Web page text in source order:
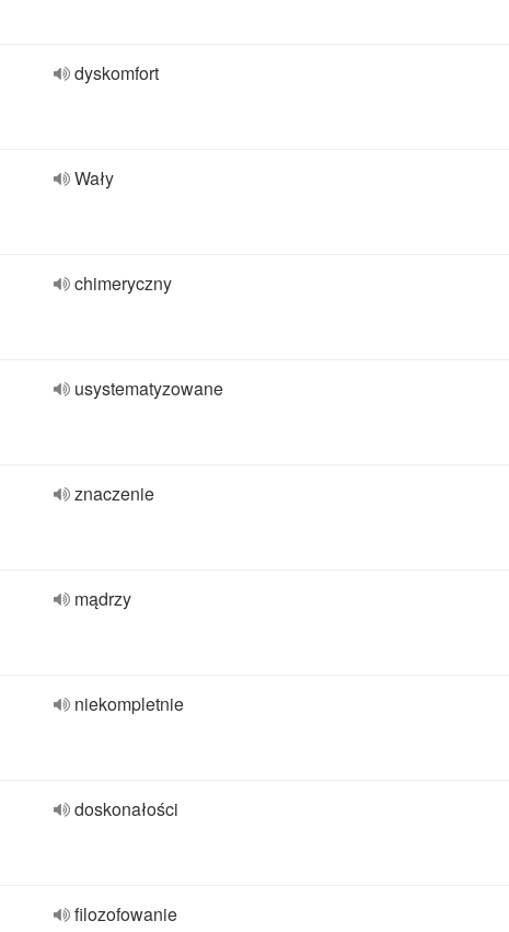
dyskomfort
Wały
chimeryczny
usystematyzowane
znaczenie
mądrzy
niekompletnie
doskonałości
filozofowanie